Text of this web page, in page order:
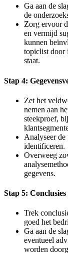
Ga aan de
de
Zorg ervoor
en vermijd
kunnen
topiclist door
staat.
Stap 4:
Zet het
nemen aan
steekproef,
Analyseer de
identificeren.
Overweeg
gegevens.
Stap 5:
Trek
goed het
Ga aan de
eventueel
worden